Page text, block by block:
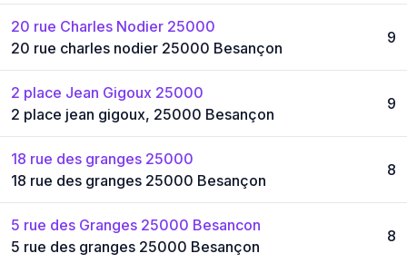
20 rue Charles Nodier 25000
20 rue charles nodier 25000 Besançon
9
2 place Jean Gigoux 25000
2 place jean gigoux, 25000 Besançon
9
18 rue des granges 25000
18 rue des granges 25000 Besançon
8
5 rue des Granges 25000 Besancon
5 rue des granges 25000 Besançon
8